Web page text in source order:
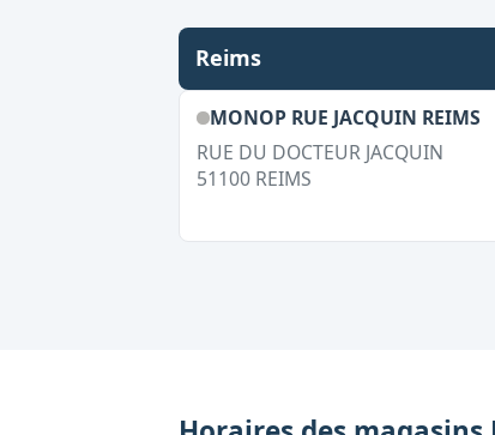
Reims
MONOP RUE JACQUIN REIMS
RUE DU DOCTEUR JACQUIN
51100 REIMS